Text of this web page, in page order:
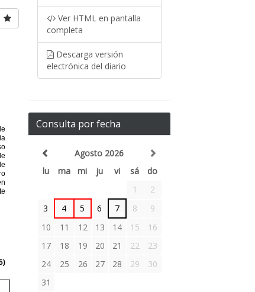
Ver HTML en pantalla
completa
Descarga versión
electrónica del diario
Consulta por fecha
Agosto 2026
lu
ma mi ju vi sá
do
1
2
3
4 5 6 7 8
9
10
11 12 13 14 15
16
17
18 19 20 21 22
23
24
25 26 27 28 29
30
31